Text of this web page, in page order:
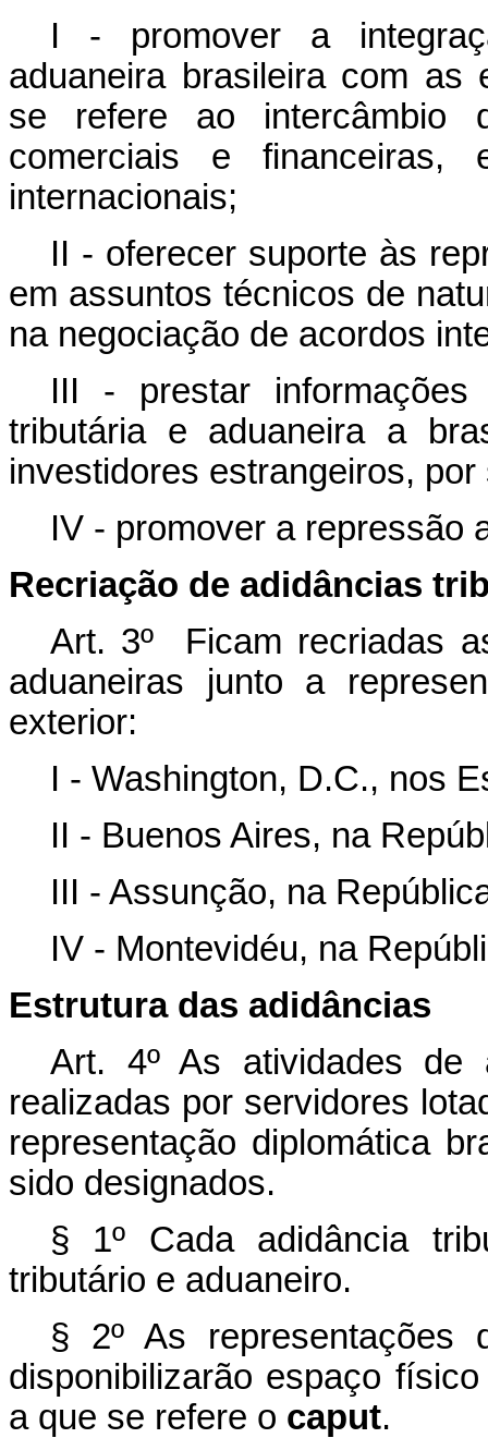
I - promover a
aduaneira brasileira com as
se refere ao intercâmbio
comerciais e financeiras,
internacionais;
II - oferecer suporte às
em assuntos técnicos de
na negociação de acordos
III - prestar
tributária e aduaneira a
investidores estrangeiros,
IV - promover a repressão
Recriação de adidâncias
Art. 3º Ficam recriadas
aduaneiras junto a
exterior:
I - Washington, D.C., nos
II - Buenos Aires, na
III - Assunção, na
IV - Montevidéu, na
Estrutura das adidâncias
Art. 4º As atividades de
realizadas por servidores
representação diplomática
sido designados.
§ 1º Cada adidância
tributário e aduaneiro.
§ 2º As representações
disponibilizarão espaço
a que se refere o caput.